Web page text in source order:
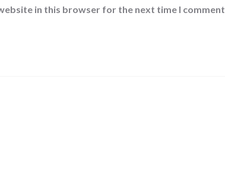
in this browser for the next time I comment.